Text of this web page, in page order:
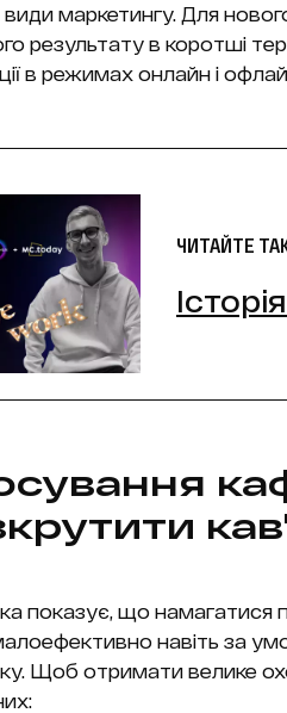
маркетингу. Для
результату в коротші
в режимах онлайн і
ЧИТАЙТЕ
показує, що намагатися
навіть за
Щоб отримати велике